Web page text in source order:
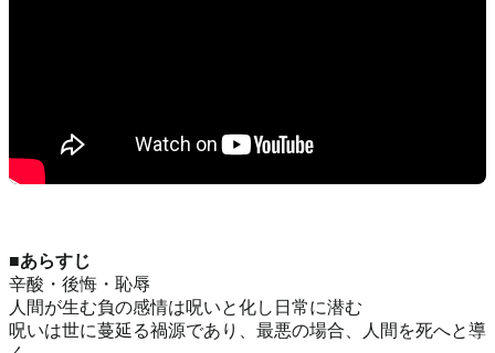
■あらすじ
辛酸・後悔・恥辱
人間が生む負の感情は呪いと化し日常に潜む
呪いは世に蔓延る禍源であり、最悪の場合、人間を死へと導